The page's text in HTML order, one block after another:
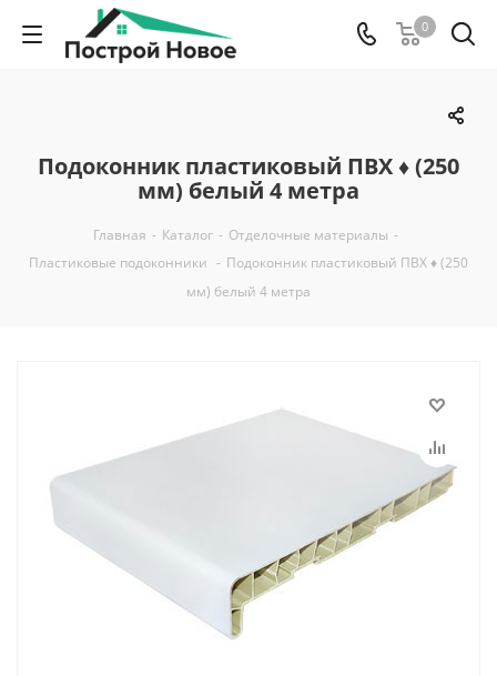
0
Подоконник пластиковый ПВХ ♦ (250
мм) белый 4 метра
Главная - Каталог - Отделочные материалы -
Пластиковые подоконники - Подоконник пластиковый ПВХ ♦ (250
мм) белый 4 метра